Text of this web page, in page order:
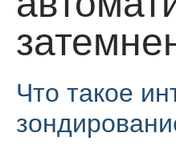
Что такое